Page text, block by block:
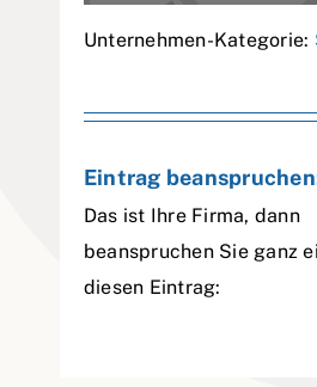
Unternehmen-Kategorie:
Eintrag
Das ist Ihre Firma, dann
beanspruchen Sie ganz
diesen Eintrag: